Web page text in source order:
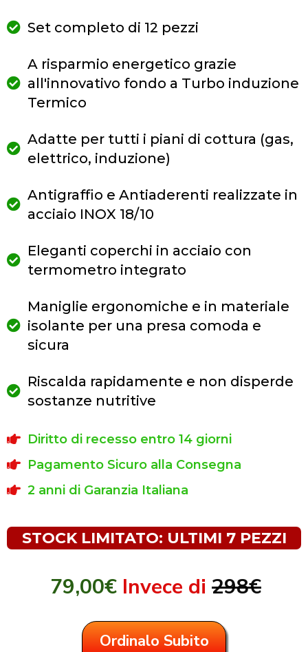
Set completo di 12 pezzi
A risparmio energetico grazie
all'innovativo fondo a Turbo induzione
Termico
Adatte per tutti i piani di cottura (gas,
elettrico, induzione)
Antigraffio e Antiaderenti realizzate in
acciaio INOX 18/10
Eleganti coperchi in acciaio con
termometro integrato
Maniglie ergonomiche e in materiale
isolante per una presa comoda e
sicura
Riscalda rapidamente e non disperde
sostanze nutritive
Diritto di recesso entro 14 giorni
Pagamento Sicuro alla Consegna
2 anni di Garanzia Italiana
STOCK LIMITATO: ULTIMI 7 PEZZI
79,00€ Invece di 298€
Ordinalo Subito